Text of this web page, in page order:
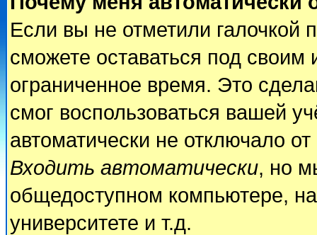
Если вы не отметили галочкой
сможете оставаться под
ограниченное время. Это
смог воспользоваться вашей
автоматически не отключало
Входить автоматически, но
общедоступном компьютере,
университете и т.д.